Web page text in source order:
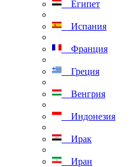
Египет
Испания
Франция
Греция
Венгрия
Индонезия
Ирак
Иран